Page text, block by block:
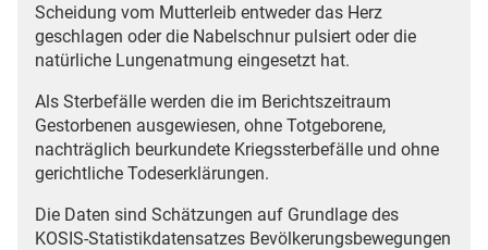
Scheidung vom Mutterleib entweder das Herz
geschlagen oder die Nabelschnur pulsiert oder die
natürliche Lungenatmung eingesetzt hat.
Als Sterbefälle werden die im Berichtszeitraum
Gestorbenen ausgewiesen, ohne Totgeborene,
nachträglich beurkundete Kriegssterbefälle und ohne
gerichtliche Todeserklärungen.
Die Daten sind Schätzungen auf Grundlage des
KOSIS-Statistikdatensatzes Bevölkerungsbewegungen